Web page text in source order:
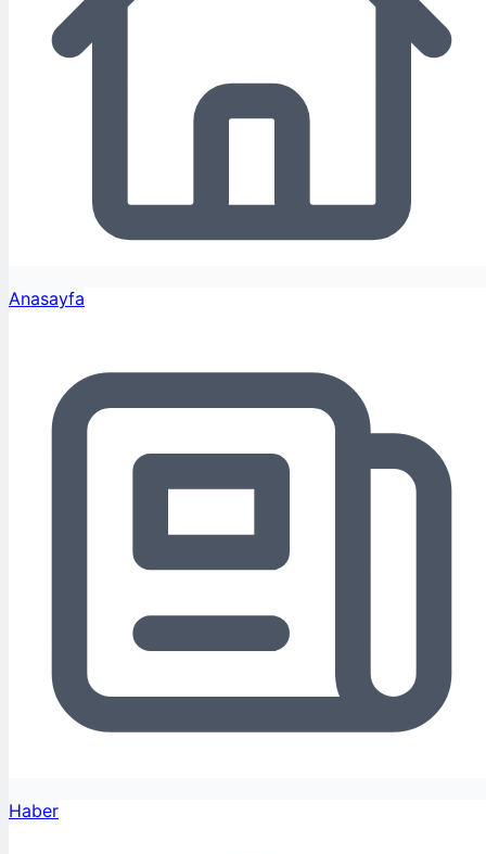
Anasayfa
Haber